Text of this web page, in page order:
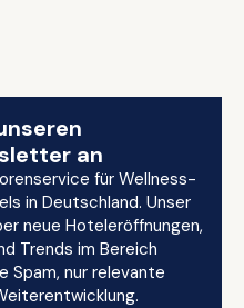
an
für Wellness-
in Deutschland. Unser
neue Hoteleröffnungen,
Trends im Bereich
Spam, nur relevante